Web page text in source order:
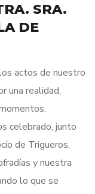
SRA.
DE
actos de nuestro
una realidad,
celebrado, junto
de Trigueros,
y nuestra
lo que se